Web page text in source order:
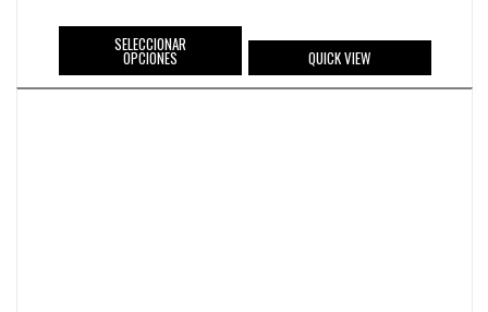
SELECCIONAR
OPCIONES QUICK VIEW